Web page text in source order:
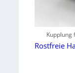
Kupplung
Rostfreie